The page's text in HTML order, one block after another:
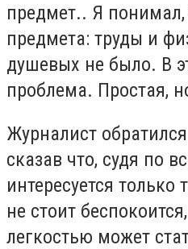
предмет.. Я понимал,
предмета: труды и
душевых не было. В
проблема. Простая,
Журналист
сказав что, судя по
интересуется
не стоит
легкостью может